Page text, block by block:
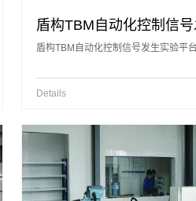
盾构TBM自动化控制信
盾构TBM自动化控制信号发生实验平台
Details